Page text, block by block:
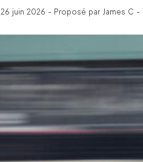
26 juin 2026 - Proposé par James C -